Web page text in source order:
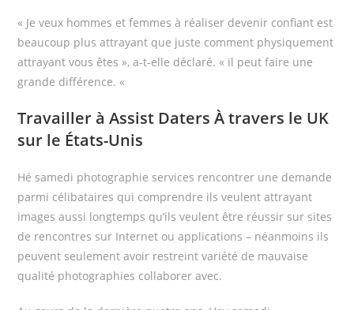
« Je veux hommes et femmes à réaliser devenir confiant est
beaucoup plus attrayant que juste comment physiquement
attrayant vous êtes », a-t-elle déclaré. « il peut faire une
grande différence. «
Travailler à Assist Daters À travers le UK
sur le États-Unis
Hé samedi photographie services rencontrer une demande
parmi célibataires qui comprendre ils veulent attrayant
images aussi longtemps qu’ils veulent être réussir sur sites
de rencontres sur Internet ou applications – néanmoins ils
peuvent seulement avoir restreint variété de mauvaise
qualité photographies collaborer avec.